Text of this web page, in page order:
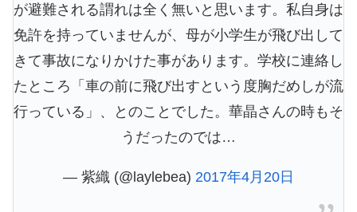
が避難される謂れは全く無いと思います。私自身は
免許を持っていませんが、母が小学生が飛び出して
きて事故になりかけた事があります。学校に連絡し
たところ「車の前に飛び出すという度胸だめしが流
行っている」、とのことでした。華晶さんの時もそ
うだったのでは…
— 紫織 (@laylebea) 2017年4月20日